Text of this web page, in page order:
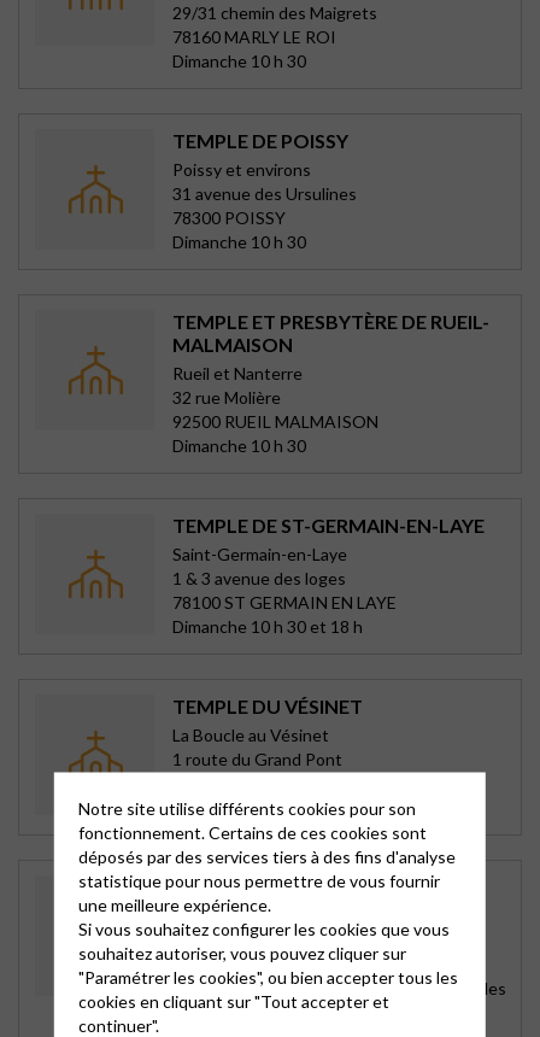
29/31 chemin des Maigrets
78160 MARLY LE ROI
Dimanche 10 h 30
TEMPLE DE POISSY
Poissy et environs
31 avenue des Ursulines
78300 POISSY
Dimanche 10 h 30
TEMPLE ET PRESBYTÈRE DE RUEIL-
MALMAISON
Rueil et Nanterre
32 rue Molière
92500 RUEIL MALMAISON
Dimanche 10 h 30
TEMPLE DE ST-GERMAIN-EN-LAYE
Saint-Germain-en-Laye
1 & 3 avenue des loges
78100 ST GERMAIN EN LAYE
Dimanche 10 h 30 et 18 h
TEMPLE DU VÉSINET
La Boucle au Vésinet
1 route du Grand Pont
Dimanche 10 h 30
TEMPLE D’AGEN
Agen
18 cours Victor Hugo
47000 AGEN
Tous les dimanches à 10h30 (sainte cène les
1er et 3è dimanches)
Notre site utilise différents cookies pour son
fonctionnement. Certains de ces cookies sont
déposés par des services tiers à des fins d'analyse
statistique pour nous permettre de vous fournir
une meilleure expérience.
Si vous souhaitez configurer les cookies que vous
souhaitez autoriser, vous pouvez cliquer sur
"Paramétrer les cookies", ou bien accepter tous les
cookies en cliquant sur "Tout accepter et
continuer".